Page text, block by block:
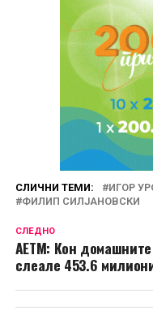
СЛИЧНИ ТЕМИ: ИГОР
ФИЛИП СИЛЈАНОВСКИ
СЛЕДНО
АЕТМ: Кон домашните
слеале 453.6